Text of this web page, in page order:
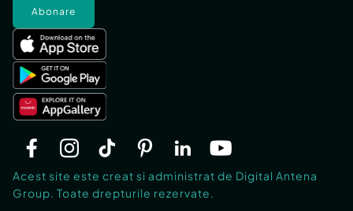
Abonare
Acest site este creat si administrat de Digital Antena
Group. Toate drepturile rezervate.